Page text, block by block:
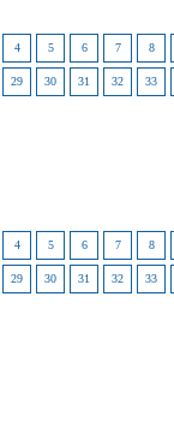
4 5 6 7 8
29 30 31 32 33
4 5 6 7 8
29 30 31 32 33